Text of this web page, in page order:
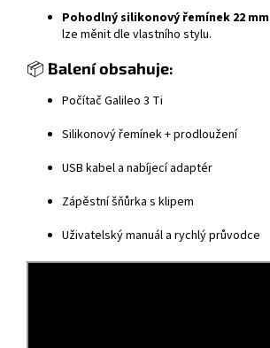
Pohodlný silikonový řemínek 22 mm
lze měnit dle vlastního stylu.
📦 Balení obsahuje:
Počítač Galileo 3 Ti
Silikonový řemínek + prodloužení
USB kabel a nabíjecí adaptér
Zápěstní šňůrka s klipem
Uživatelský manuál a rychlý průvodce